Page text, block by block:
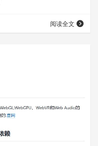
阅读全文